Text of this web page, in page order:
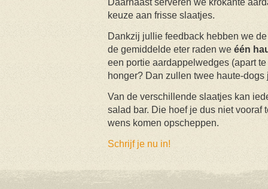
keuze aan frisse slaatjes.
Dankzij jullie feedback hebben we
de gemiddelde eter raden we één
een portie aardappelwedges (apart
honger? Dan zullen twee haute-
Van de verschillende slaatjes kan
salad bar. Die hoef je dus niet vooraf
wens komen opscheppen.
Schrijf je nu in!